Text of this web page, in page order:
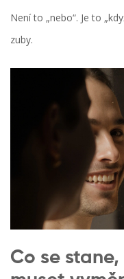
Není to „nebo“. Je to
zuby.
Co se